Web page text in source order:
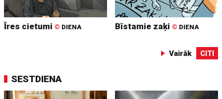
Īres cietumi © DIENA Bīstamie zaķi © DIENA
Vairāk CITI
SESTDIENA